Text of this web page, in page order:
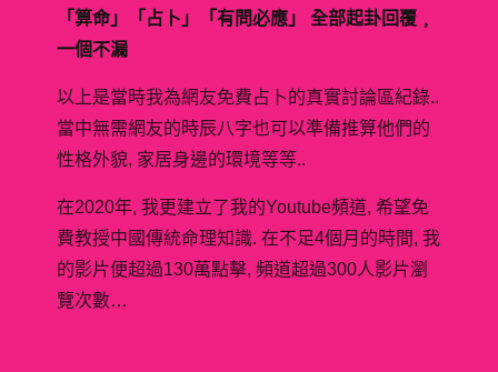
「算命」「占卜」「有問必應」 全部起卦回覆﹐
一個不漏
以上是當時我為網友免費占卜的真實討論區紀錄..
當中無需網友的時辰八字也可以準備推算他們的
性格外貌, 家居身邊的環境等等..
在2020年, 我更建立了我的Youtube頻道, 希望免
費教授中國傳統命理知識. 在不足4個月的時間, 我
的影片便超過130萬點擊, 頻道超過300人影片瀏
覽次數…